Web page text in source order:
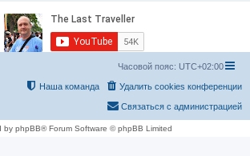
Часовой пояс: UTC+02:00
Удалить cookies конференции
Наша команда
Связаться с администрацией
by phpBB® Forum Software © phpBB Limited